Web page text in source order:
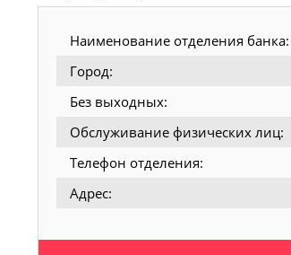
Наименование отделения банка:
Город:
Без выходных:
Обслуживание физических лиц:
Телефон отделения:
Адрес: